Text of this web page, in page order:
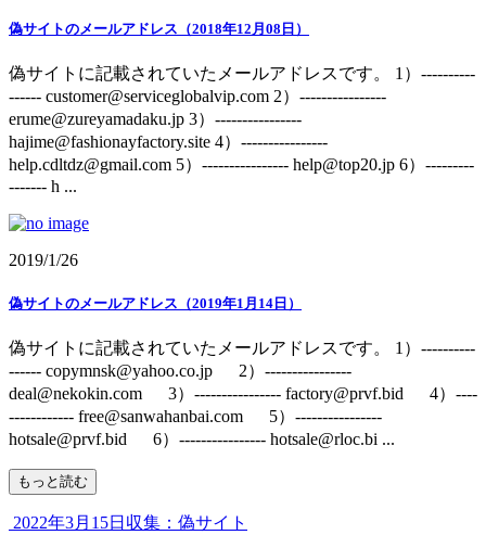
偽サイトのメールアドレス（2018年12月08日）
偽サイトに記載されていたメールアドレスです。 1）----------
------ customer@serviceglobalvip.com 2）----------------
erume@zureyamadaku.jp 3）----------------
hajime@fashionayfactory.site 4）----------------
help.cdltdz@gmail.com 5）---------------- help@top20.jp 6）---------
------- h ...
2019/1/26
偽サイトのメールアドレス（2019年1月14日）
偽サイトに記載されていたメールアドレスです。 1）----------
------ copymnsk@yahoo.co.jp 2）----------------
deal@nekokin.com 3）---------------- factory@prvf.bid 4）----
------------ free@sanwahanbai.com 5）----------------
hotsale@prvf.bid 6）---------------- hotsale@rloc.bi ...
もっと読む
2022年3月15日収集：偽サイト